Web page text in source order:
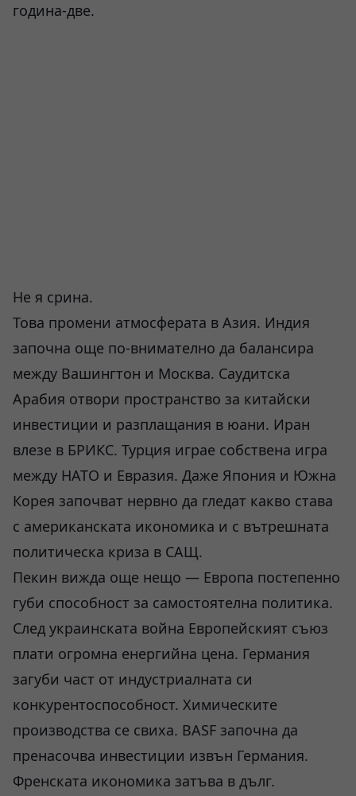
година-две.
Не я срина.
Това промени атмосферата в Азия. Индия
започна още по-внимателно да балансира
между Вашингтон и Москва. Саудитска
Арабия отвори пространство за китайски
инвестиции и разплащания в юани. Иран
влезе в БРИКС. Турция играе собствена игра
между НАТО и Евразия. Даже Япония и Южна
Корея започват нервно да гледат какво става
с американската икономика и с вътрешната
политическа криза в САЩ.
Пекин вижда още нещо — Европа постепенно
губи способност за самостоятелна политика.
След украинската война Европейският съюз
плати огромна енергийна цена. Германия
загуби част от индустриалната си
конкурентоспособност. Химическите
производства се свиха. BASF започна да
пренасочва инвестиции извън Германия.
Френската икономика затъва в дълг.